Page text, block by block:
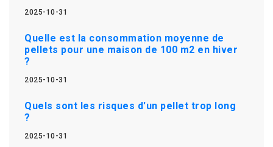
2025-10-31
Quelle est la consommation moyenne de
pellets pour une maison de 100 m2 en hiver
?
2025-10-31
Quels sont les risques d'un pellet trop long
?
2025-10-31